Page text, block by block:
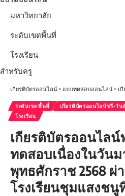
มหาวิทยาลัย
ระดับเขตพื้นที่
โรงเรียน
สำหรับครู
เกียรติบัตรออนไลน์> แบบทดสอบออนไลน์> เ
ระดับเขตพื้นที่ เกียรติบัตรออนไลน์ฟรี-วัน
โรงเรียน
เกียรติบัตรออนไลน์
ทดสอบเนื่องในวัน
พุทธศักราช 2568
โรงเรียนชุมแสงชนู